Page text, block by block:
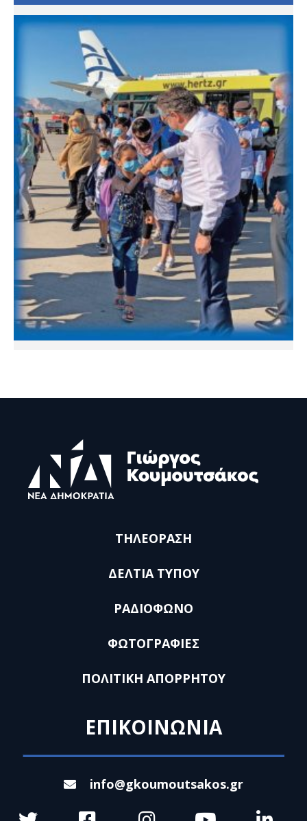
ΤΗΛΕΟΡΑΣΗ
ΔΕΛΤΙΑ ΤΥΠΟΥ
ΡΑΔΙΟΦΩΝΟ
ΦΩΤΟΓΡΑΦΙΕΣ
ΠΟΛΙΤΙΚΗ ΑΠΟΡΡΗΤΟΥ
ΕΠΙΚΟΙΝΩΝΙΑ
info@gkoumoutsakos.gr